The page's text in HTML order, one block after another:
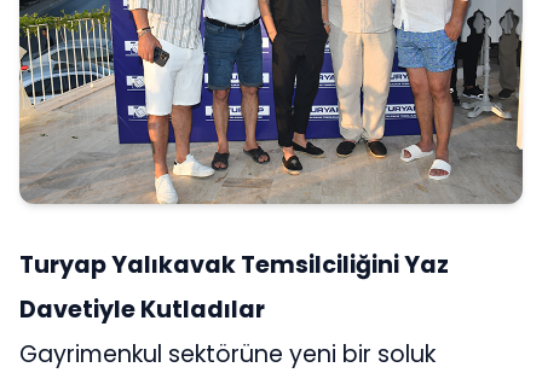
Turyap Yalıkavak Temsilciliğini Yaz
Davetiyle Kutladılar
Gayrimenkul sektörüne yeni bir soluk